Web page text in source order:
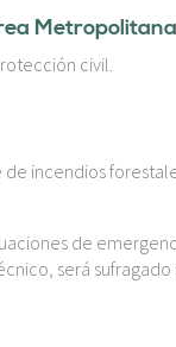
civil.
incendios
de
será sufragado